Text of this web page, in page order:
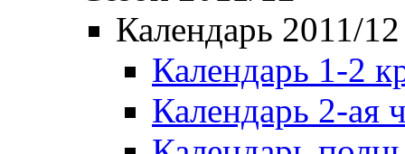
Календарь 2011/12
Календарь 1-2
Календарь 2-ая